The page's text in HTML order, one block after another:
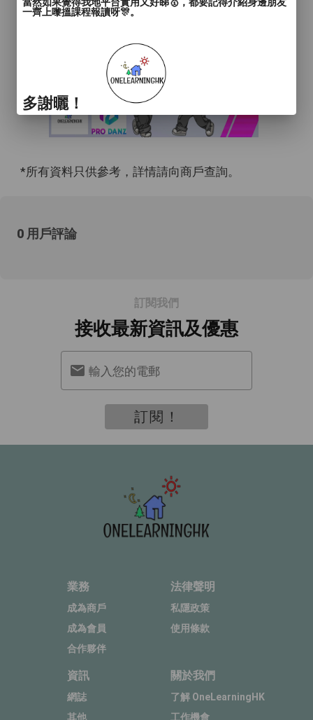
*所有資料只供參考，詳情請向商戶查詢。
0 用戶評論
訂閱我們
接收最新資訊及優惠
輸入您的電郵
訂閱！
業務
成為商戶
成為會員
合作夥伴
法律聲明
私隱政策
使用條款
資訊
網誌
其他
關於我們
了解 OneLearningHK
工作機會
當然如果覺得我地平台實用又好睇🥇，都要記得介紹身邊朋友
一齊上嚟搵課程報讀呀🎊。
多謝曬！